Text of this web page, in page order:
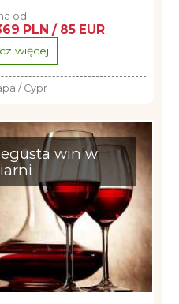
od:
PLN / 85 EUR
więcej
/ Cypr
win w